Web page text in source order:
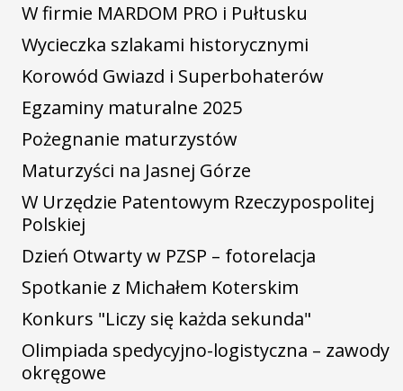
W firmie MARDOM PRO i Pułtusku
Wycieczka szlakami historycznymi
Korowód Gwiazd i Superbohaterów
Egzaminy maturalne 2025
Pożegnanie maturzystów
Maturzyści na Jasnej Górze
W Urzędzie Patentowym Rzeczypospolitej
Polskiej
Dzień Otwarty w PZSP – fotorelacja
Spotkanie z Michałem Koterskim
Konkurs "Liczy się każda sekunda"
Olimpiada spedycyjno-logistyczna – zawody
okręgowe